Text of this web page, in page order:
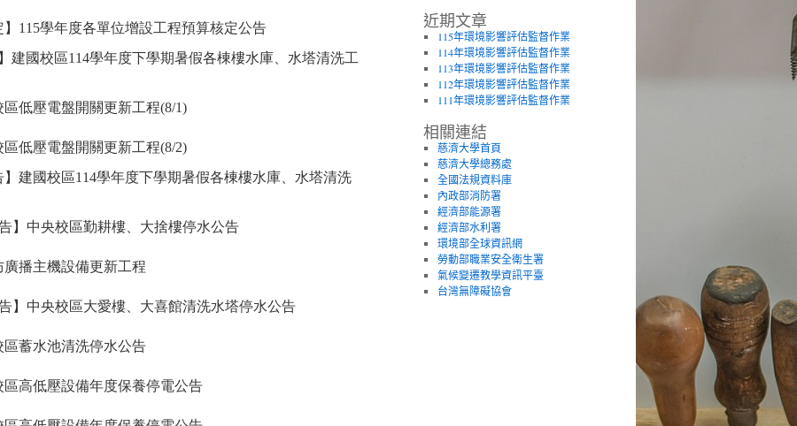
近期文章
115年環境影響評估監督作業
114年環境影響評估監督作業
113年環境影響評估監督作業
112年環境影響評估監督作業
111年環境影響評估監督作業
相關連結
慈濟大學首頁
慈濟大學總務處
全國法規資料庫
內政部消防署
經濟部能源署
經濟部水利署
環境部全球資訊網
勞動部職業安全衛生署
氣候變遷教學資訊平臺
台灣無障礙協會